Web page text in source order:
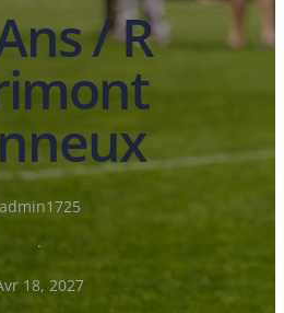
/ R
admin1725
·
18, 2027